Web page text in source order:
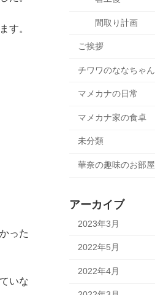
す。
った
いな
間取り計画
ご挨拶
チワワのななちゃん
マメカナの日常
マメカナ家の食卓
未分類
華奈の趣味のお部屋
アーカイブ
2023年3月
2022年5月
2022年4月